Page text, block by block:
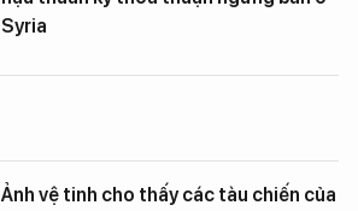
Syria
Ảnh vệ tinh cho thấy các tàu chiến của